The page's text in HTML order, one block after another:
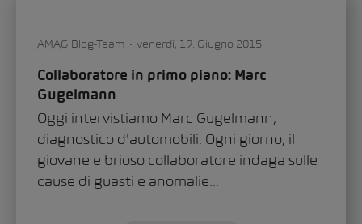
AMAG Blog-Team venerdì, 19. Giugno 2015
Collaboratore in primo piano: Marc
Gugelmann
Oggi intervistiamo Marc Gugelmann,
diagnostico d'automobili. Ogni giorno, il
giovane e brioso collaboratore indaga sulle
cause di guasti e anomalie...